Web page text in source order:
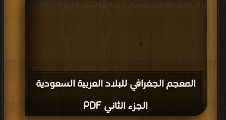
المعجم الجغرافي للبلاد العربية السعودية
الجزء الثاني PDF
قراءة و تحميل كتاب المعجم الجغرافي للبلاد العربية السعودية الجزء الثاني PDF مجانا